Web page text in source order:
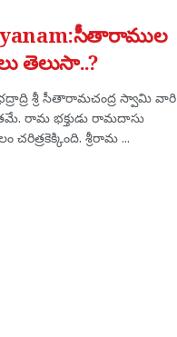
తెలుసా..?
శ్రీ సీతారామచంద్ర స్వామి వారి
రామ భక్తుడు రామదాసు
శ్రీరామ ...